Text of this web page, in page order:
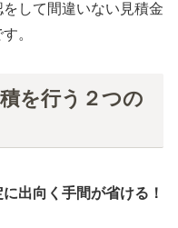
して間違いない見積金
。
を行う２つの
出向く手間が省ける！